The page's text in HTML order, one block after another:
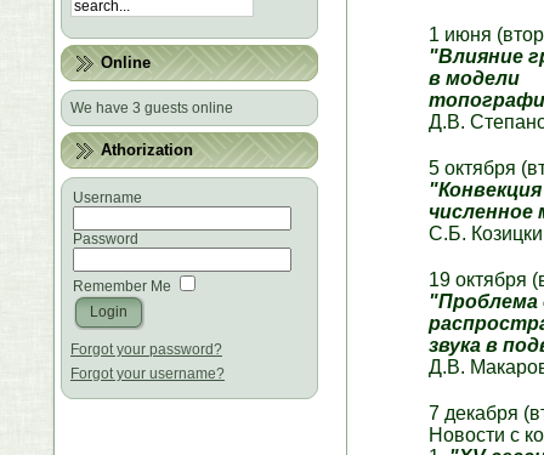
Online
We have 3 guests online
Athorization
Username
Password
Remember Me
Forgot your password?
Forgot your username?
1 июня
"Влияние
в модели
Д.В.
5 октября
численное
С.Б.
19 октября
"Проблема
звука в
Д.В.
7 декабря
Новости с